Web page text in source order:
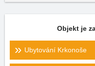
Objekt je
Ubytování Krkonoše